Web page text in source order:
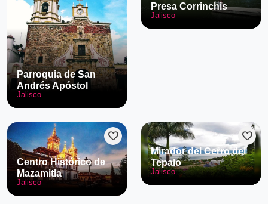
Parroquia de San
Andrés Apóstol
Jalisco
Presa Corrinchis
Jalisco
favorite
Centro Histórico de
Mazamitla
Jalisco
favorite
Mirador del Cerro del
Tepalo
Jalisco